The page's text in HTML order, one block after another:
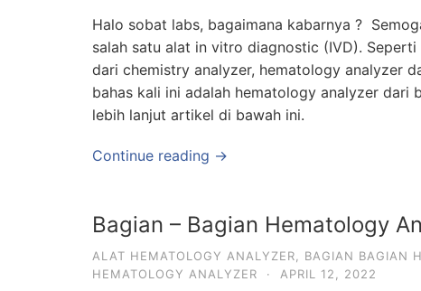
Halo sobat labs, bagaimana kabarnya ?
salah satu alat in vitro diagnostic (IVD).
dari chemistry analyzer, hematology analyzer
bahas kali ini adalah hematology analyzer dari
lebih lanjut artikel di bawah ini.
Continue reading →
Bagian – Bagian Hematology
ALAT HEMATOLOGY ANALYZER BAGIAN BAGIAN
HEMATOLOGY ANALYZER
· APRIL 12, 2022